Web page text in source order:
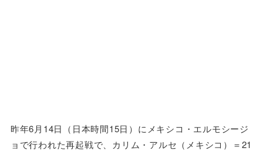
昨年6月14日（日本時間15日）にメキシコ・エルモシージ
ョで行われた再起戦で、カリム・アルセ（メキシコ）＝21